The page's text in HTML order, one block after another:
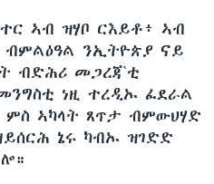
ኣብ ዝሃቦ ርእይቶ፥ ኣብ
ንኢትዮጵያ ናይ
ብድሕሪ መጋረጃ`ቲ
ነዚ ተረዲኡ ፈደራል
ኣካላት ጸጥታ ብምውህሃድ
ኔሩ ካብኡ ዝገድድ